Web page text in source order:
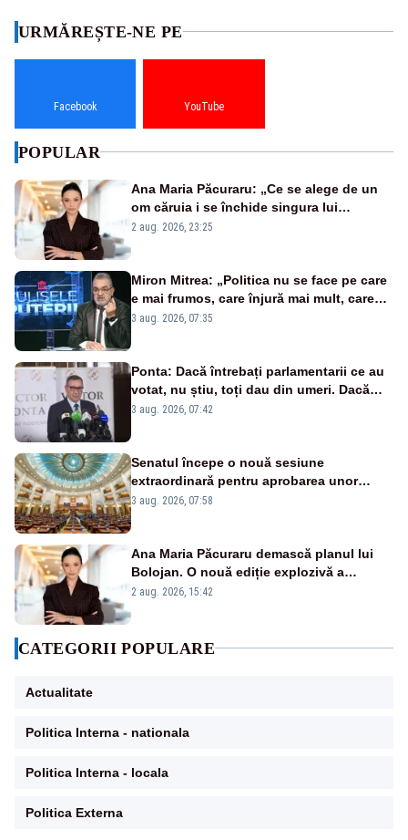
URMĂREȘTE-NE PE
Facebook YouTube
POPULAR
Ana Maria Păcuraru: „Ce se alege de un
om căruia i se închide singura lui
portiță?”
2 aug. 2026, 23:25
Miron Mitrea: „Politica nu se face pe care
e mai frumos, care înjură mai mult, care
țipă mai tare, ci pe proiecte”
3 aug. 2026, 07:35
Ponta: Dacă întrebați parlamentarii ce au
votat, nu știu, toți dau din umeri. Dacă
întrebi de ce au votat pro sau contra, o să
3 aug. 2026, 07:42
Senatul începe o nouă sesiune
extraordinară pentru aprobarea unor
jaloane din PNRR
3 aug. 2026, 07:58
Ana Maria Păcuraru demască planul lui
Bolojan. O nouă ediție explozivă a
emisiunii „Miza Zilei” la Realitatea PLUS
2 aug. 2026, 15:42
CATEGORII POPULARE
Actualitate
Politica Interna - nationala
Politica Interna - locala
Politica Externa